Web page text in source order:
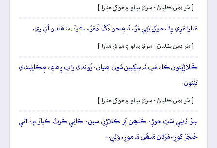
[ سُر يمن ڪلياڻ - سري پيالو ۽ موکي متارا ]
مَتارا مَرِي وِئا، موکِي پَئِي مَرُ، تُنھِنجو ڏُکُ ڏَمَرُ، ڪونَہ سَھَندو اُنِ ري.
[ سُر يمن ڪلياڻ - سري پيالو ۽ موکي متارا ]
ڪَلاڙَنِئون ڪا، مَتِ نَہ سِکِيين مُون ھِنيان، رُوندي راتِ وِھاءِ، چِڪائِيندي
بَٺِيُون.
[ سُر يمن ڪلياڻ - سري پيالو ۽ موکي متارا ]
سِرُ ڏيئِي سَٽِ جوڙِ، ڪَنھِن پَر ڪَلاڙِنِ سين، ڪاتِي ڪَرٽُ ڪَپارَ ۾، آڻي
خَنجَرُ کوڙِ، مَرَڻان مُنھُن مَ موڙِ، وَٽِي…